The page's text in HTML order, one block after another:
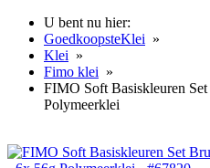
U bent nu hier:
GoedkoopsteKlei »
Klei »
Fimo klei »
FIMO Soft Basiskleuren
Polymeerklei